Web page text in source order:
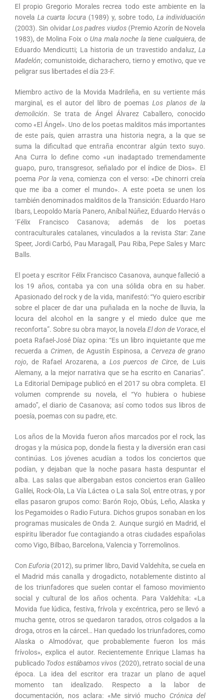
El propio Gregorio Morales recrea todo este ambiente en la
novelaLa cuarta locura(1989) y, sobre todo, La individuación
(2003). Sin olvidarLos padres viudos(Premio Azorín de Novela
1983), de Molina Foix oUna mala noche la tiene cualquiera, de
Eduardo Mendicutti; La historia de un travestido andaluz, La
Madelón; comunistoide, dicharachero, tierno y emotivo, que ve
peligrar sus libertades el día 23-F.
Miembro activo de la Movida Madrileña, en su vertiente más
marginal, es el autor del libro de poemas Los planos de la
demolición. Se trata de Ángel Álvarez Caballero, conocido
como «El Ángel». Uno de los poetas malditos más importantes
de este país, quien arrastra una historia negra, a la que se
suma la dificultad que entraña encontrar algún texto suyo.
Ana Curra lo define como «un inadaptado tremendamente
guapo, puro, transgresor, señalado por el índice de Dios». El
poemaPor la vena, comienza con el verso: «De chinorri creía
que me iba a comer el mundo». A este poeta se unen los
también denominados malditos de la Transición: Eduardo Haro
Ibars, Leopoldo María Panero, Aníbal Núñez, Eduardo Hervás o
´Félix Francisco Casanova; además de los poetas
contraculturales catalanes, vinculados a la revista Star: Zane
Speer, Jordi Carbó, Pau Maragall, Pau Riba, Pepe Sales y Marc
Balls.
El poeta y escritor Félix Francisco Casanova, aunque falleció a
los 19 años, contaba ya con una sólida obra en su haber.
Apasionado del rock y de la vida, manifestó: “Yo quiero escribir
sobre el placer de dar una puñalada en la noche de lluvia, la
locura del alcohol en la sangre y el miedo dulce que me
reconforta”. Sobre su obra mayor, la novela El don de Vorace, el
poeta Rafael-José Díaz opina: “Es un libro inquietante que me
recuerda a Crimen, de Agustín Espinosa, a Cerveza de grano
rojo, de Rafael Arozarena, a Los puercos de Circe, de Luis
Alemany, a la mejor narrativa que se ha escrito en Canarias”.
La Editorial Demipage publicó en el 2017 su obra completa. El
volumen comprende su novela, el “Yo hubiera o hubiese
amado”, el diario de Casanova; así como todos sus libros de
poesía, poemas con su padre, etc.
Los años de la Movida fueron años marcados por el rock, las
drogas y la música pop, donde la fiesta y la diversión eran casi
continúas. Los jóvenes acudían a todos los conciertos que
podían, y dejaban que la noche pasara hasta despuntar el
alba. Las salas que albergaban estos conciertos eran Galileo
Galilei, Rock-Ola, La Vía Láctea o La sala Sol, entre otras, y por
ellas pasaron grupos como: Barón Rojo, Obús, Leño, Alaska y
los Pegamoides o Radio Futura. Dichos grupos sonaban en los
programas musicales de Onda 2. Aunque surgió en Madrid, el
espíritu liberador fue contagiando a otras ciudades españolas
como Vigo, Bilbao, Barcelona, Valencia y Torremolinos.
ConEuforia (2012), su primer libro, David Valdehíta, se cuela en
el Madrid más canalla y drogadicto, notablemente distinto al
de los triunfadores que suelen contar el famoso movimiento
social y cultural de los años ochenta. Para Valdehíta: «La
Movida fue lúdica, festiva, frívola y excéntrica, pero se llevó a
mucha gente, otros se quedaron tarados, otros colgados a la
droga, otros en la cárcel… Han quedado los triunfadores, como
Alaska o Almodóvar, que probablemente fueron los más
frívolos», explica el autor. Recientemente Enrique Llamas ha
publicado Todos estábamos vivos (2020), retrato social de una
época. La idea del escritor era trazar un plano de aquel
momento tan idealizado. Respecto a la labor de
documentación, nos aclara: «Me sirvió mucho Crónica del